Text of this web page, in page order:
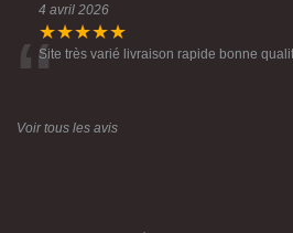
4 avril 2026
★★★★★
“Site très varié livraison rapide bonne
Voir tous les avis